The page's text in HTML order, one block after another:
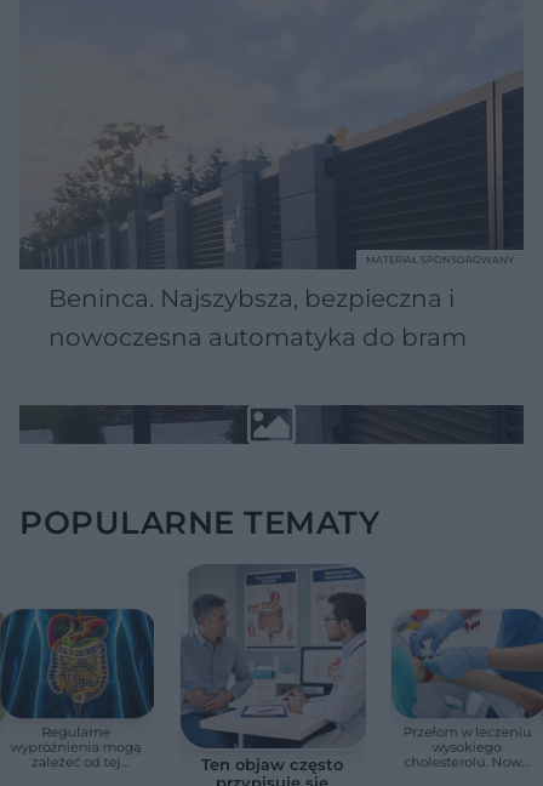
Beninca. Najszybsza, bezpieczna i
nowoczesna automatyka do bram
MATERIAŁ SPONSOROWANY
POPULARNE TEMATY
Regularne
wypróżnienia mogą
zależeć od tej
Ten objaw często
przypisuje się
Przełom w leczeniu
wysokiego
cholesterolu. Nowa